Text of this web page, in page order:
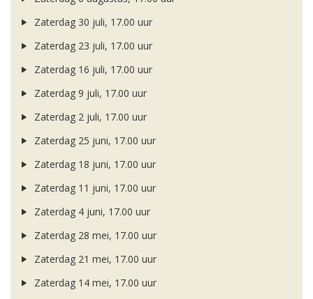
Zaterdag 30 juli, 17.00 uur
Zaterdag 23 juli, 17.00 uur
Zaterdag 16 juli, 17.00 uur
Zaterdag 9 juli, 17.00 uur
Zaterdag 2 juli, 17.00 uur
Zaterdag 25 juni, 17.00 uur
Zaterdag 18 juni, 17.00 uur
Zaterdag 11 juni, 17.00 uur
Zaterdag 4 juni, 17.00 uur
Zaterdag 28 mei, 17.00 uur
Zaterdag 21 mei, 17.00 uur
Zaterdag 14 mei, 17.00 uur